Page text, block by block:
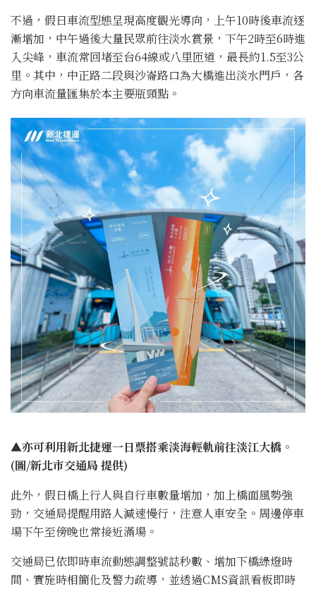
不過，假日車流型態呈現高度觀光導向，上午10時後車流逐
漸增加，中午過後大量民眾前往淡水賞景，下午2時至6時進
入尖峰，車流常回堵至台64線或八里匝道，最長約1.5至3公
里。其中，中正路二段與沙崙路口為大橋進出淡水門戶，各
方向車流量匯集於本主要瓶頸點。
▲亦可利用新北捷運一日票搭乘淡海輕軌前往淡江大橋。
(圖/新北市交通局 提供)
此外，假日橋上行人與自行車數量增加，加上橋面風勢強
勁，交通局提醒用路人減速慢行，注意人車安全。周邊停車
場下午至傍晚也常接近滿場。
交通局已依即時車流動態調整號誌秒數、增加下橋綠燈時
間、實施時相簡化及警力疏導，並透過CMS資訊看板即時